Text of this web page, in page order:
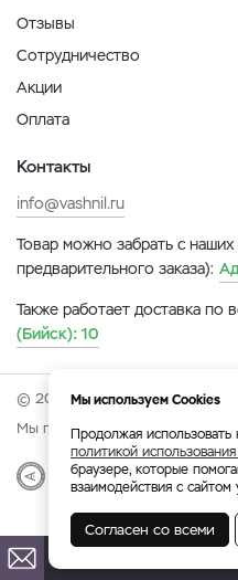
Отзывы
Сотрудничество
Акции
Оплата
Контакты
info@vashnil.ru
Товар можно забрать с
предварительного заказа):
Также работает доставка по
(Бийск): 10
© 2026 Онлайн-ярмарка
Мы принимаем:
Разработка|Веб-
Мы используем Cookies
Продолжая использовать
политикой
браузере, которые
взаимодействия с сайтом
Согласен со всеми